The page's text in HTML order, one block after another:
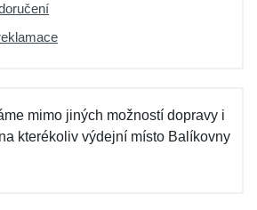
mimo jiných možností dopravy i
kterékoliv výdejní místo Balíkovny